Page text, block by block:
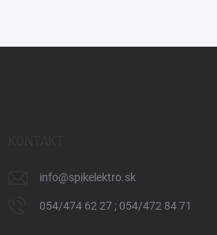
info@spikelektro.sk
054/474 62 27 ; 054/472 84 71